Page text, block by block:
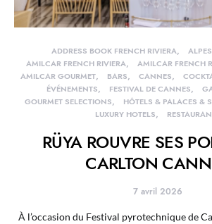
ADDRESS BOOK FRENCH RIVIERA
AMILCAR FRENCH RIVIERA
AMILCAR FRENCH
AMILCAR GOURMET
BARS CANNES
ÉVÉNEMENTS
FESTIVAL DE CANNES
GOURMET SELECTIONS
HÔTELS & PALACES &
LUXURY HOTELS
RÜYA ROUVRE SES
CARLTON
7 avril 2026
À l’occasion du Festival pyrotechnique de